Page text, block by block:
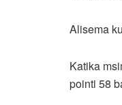
Alisema
Katika
pointi 58